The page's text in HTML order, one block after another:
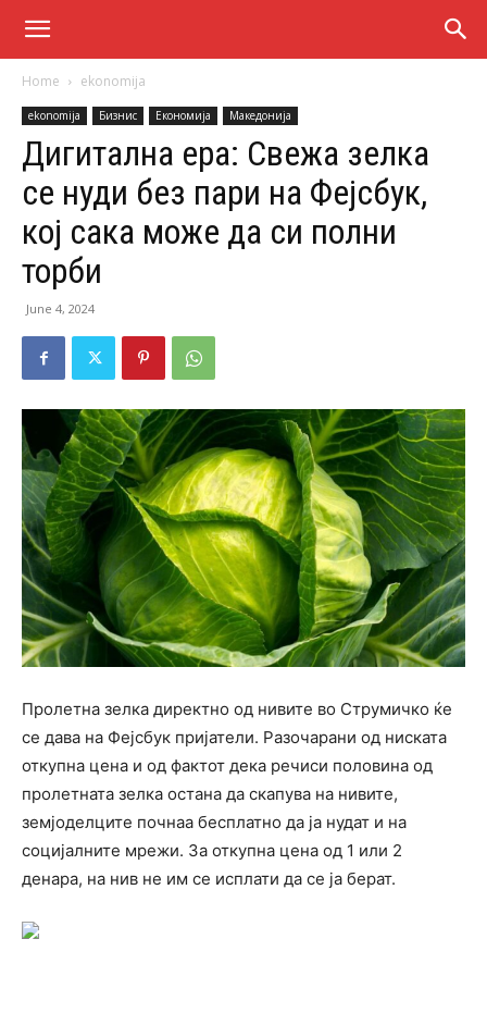
Home ekonomija
ekonomija Бизнис Економија Македонија
Дигитална ера: Свежа зелка
се нуди без пари на Фејсбук,
кој сака може да си полни
торби
June 4, 2024
Пролетна зелка директно од нивите во Струмичко ќе
се дава на Фејсбук пријатели. Разочарани од ниската
откупна цена и од фактот дека речиси половина од
пролетната зелка остана да скапува на нивите,
земјоделците почнаа бесплатно да ја нудат и на
социјалните мрежи. За откупна цена од 1 или 2
денара, на нив не им се исплати да се ја берат.